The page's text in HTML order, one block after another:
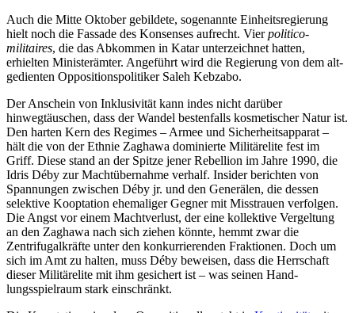
Auch die Mitte Oktober gebildete, so­genannte Einheitsregierung
hielt noch die Fassade des Konsenses aufrecht. Vierpolitico-
militaires, die das Abkommen in Katar unter­zeichnet hatten,
erhielten Ministerämter. Angeführt wird die Regierung von dem alt­
gedienten Oppositionspolitiker Saleh Kebzabo.
Der Anschein von Inklusivität kann in­des nicht darüber
hinwegtäuschen, dass der Wandel bestenfalls kosmetischer Natur ist.
Den harten Kern des Regimes – Armee und Sicherheitsapparat –
hält die von der Ethnie Zaghawa dominierte Militärelite fest im
Griff. Diese stand an der Spitze jener Rebellion im Jahre 1990, die
Idris Déby zur Machtübernahme verhalf. Insider berichten von
Spannungen zwischen Déby jr. und den Generälen, die dessen
selektive Koop­tation ehemaliger Gegner mit Misstrauen verfolgen.
Die Angst vor einem Macht­verlust, der eine kollektive Vergeltung
an den Zaghawa nach sich ziehen könnte, hemmt zwar die
Zentrifugalkräfte unter den konkurrierenden Fraktionen. Doch um
sich im Amt zu halten, muss Déby bewei­sen, dass die Herrschaft
dieser Militärelite mit ihm gesichert ist – was seinen Hand­
lungsspielraum stark ein­schränkt.